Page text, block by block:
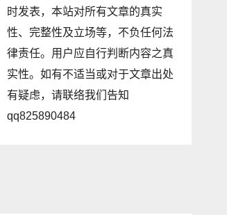
时发表，本站对所有文章的真实
性、完整性及立场等，不负任何法
律责任。用户应自行判断内容之真
实性。如有不适当或对于文章出处
有疑虑，请联络我们告知
qq825890484